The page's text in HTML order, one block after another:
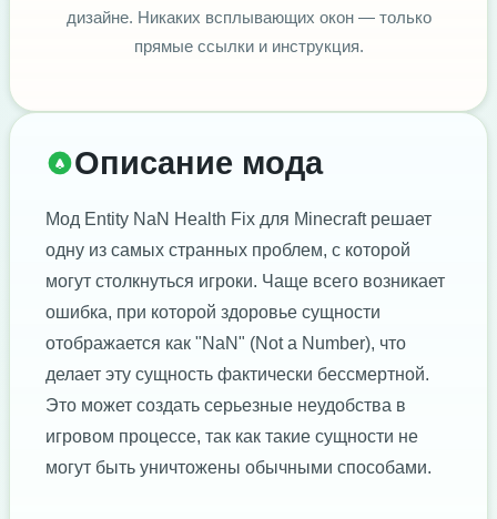
дизайне. Никаких всплывающих окон — только
прямые ссылки и инструкция.
Описание мода
Мод Entity NaN Health Fix для Minecraft решает
одну из самых странных проблем, с которой
могут столкнуться игроки. Чаще всего возникает
ошибка, при которой здоровье сущности
отображается как "NaN" (Not a Number), что
делает эту сущность фактически бессмертной.
Это может создать серьезные неудобства в
игровом процессе, так как такие сущности не
могут быть уничтожены обычными способами.